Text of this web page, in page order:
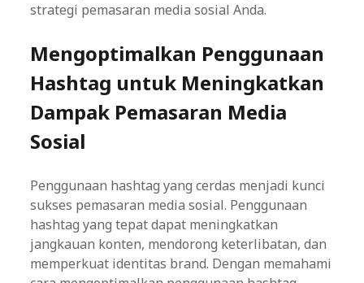
strategi pemasaran media sosial Anda.
Mengoptimalkan Penggunaan
Hashtag untuk Meningkatkan
Dampak Pemasaran Media
Sosial
Penggunaan hashtag yang cerdas menjadi kunci
sukses pemasaran media sosial. Penggunaan
hashtag yang tepat dapat meningkatkan
jangkauan konten, mendorong keterlibatan, dan
memperkuat identitas brand. Dengan memahami